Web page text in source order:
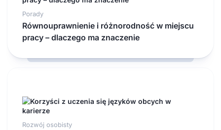
Porady
Równouprawnienie i różnorodność w miejscu
pracy – dlaczego ma znaczenie
Rozwój osobisty